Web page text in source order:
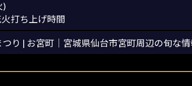
)
打ち上げ時間
り | お宮町｜宮城県仙台市宮町周辺の旬な